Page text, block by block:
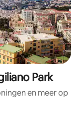
Park
en meer op